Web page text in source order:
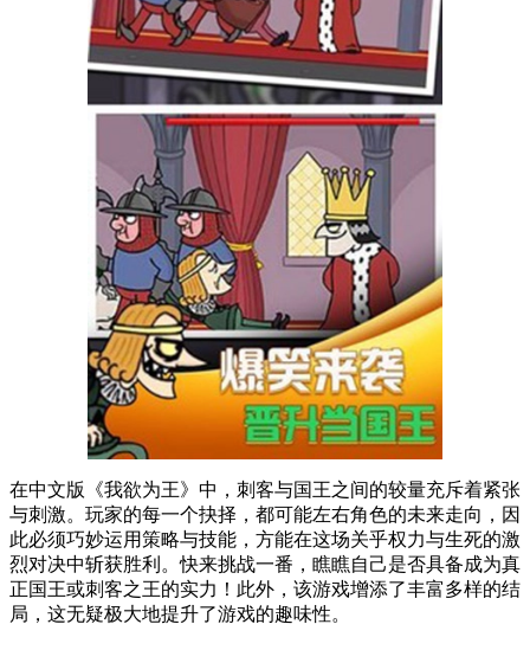
在中文版《我欲为王》中，刺客与国王之间的较量充斥着紧张
与刺激。玩家的每一个抉择，都可能左右角色的未来走向，因
此必须巧妙运用策略与技能，方能在这场关乎权力与生死的激
烈对决中斩获胜利。快来挑战一番，瞧瞧自己是否具备成为真
正国王或刺客之王的实力！此外，该游戏增添了丰富多样的结
局，这无疑极大地提升了游戏的趣味性。